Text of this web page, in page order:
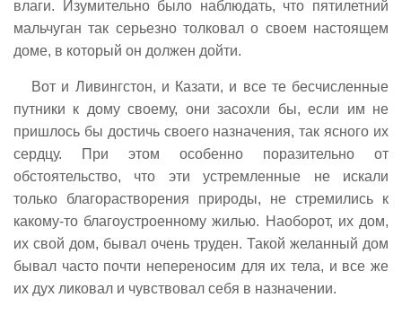
влаги. Изумительно было наблюдать, что пятилетний
мальчуган так серьезно толковал о своем настоящем
доме, в который он должен дойти.
Вот и Ливингстон, и Казати, и все те бесчисленные
путники к дому своему, они засохли бы, если им не
пришлось бы достичь своего назначения, так ясного их
сердцу. При этом особенно поразительно от
обстоятельство, что эти устремленные не искали
только благорастворения природы, не стремились к
какому-то благоустроенному жилью. Наоборот, их дом,
их свой дом, бывал очень труден. Такой желанный дом
бывал часто почти непереносим для их тела, и все же
их дух ликовал и чувствовал себя в назначении.